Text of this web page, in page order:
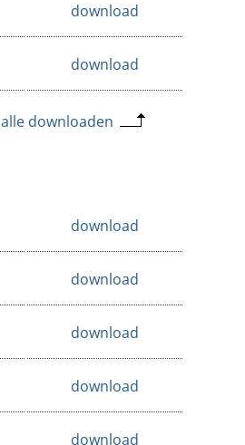
download
download
alle downloaden
download
download
download
download
download